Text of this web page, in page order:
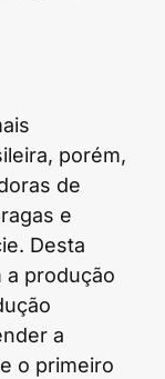
porém,
de
e
Desta
a produção
a
o primeiro